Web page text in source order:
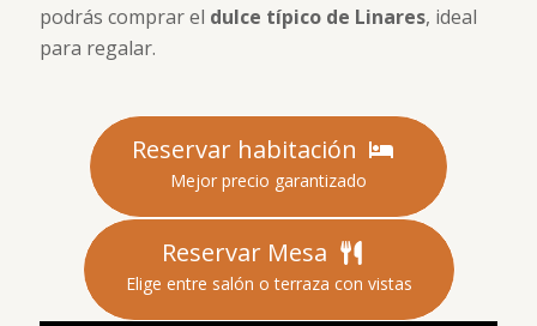
podrás comprar el dulce típico de Linares, ideal
para regalar.
Reservar habitación
Mejor precio garantizado
Reservar Mesa
Elige entre salón o terraza con vistas